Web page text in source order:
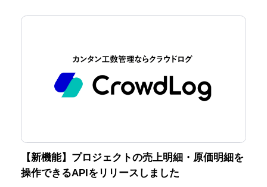
【新機能】プロジェクトの売上明細・原価明細を
操作できるAPIをリリースしました